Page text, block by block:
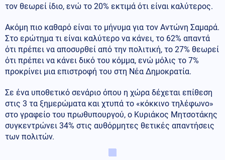
τον θεωρεί ίδιο, ενώ το 20% εκτιμά ότι είναι καλύτερος.
Ακόμη πιο καθαρό είναι το μήνυμα για τον Αντώνη Σαμαρά.
Στο ερώτημα τι είναι καλύτερο να κάνει, το 62% απαντά
ότι πρέπει να αποσυρθεί από την πολιτική, το 27% θεωρεί
ότι πρέπει να κάνει δικό του κόμμα, ενώ μόλις το 7%
προκρίνει μια επιστροφή του στη Νέα Δημοκρατία.
Σε ένα υποθετικό σενάριο όπου η χώρα δέχεται επίθεση
στις 3 τα ξημερώματα και χτυπά το «κόκκινο τηλέφωνο»
στο γραφείο του πρωθυπουργού, ο Κυριάκος Μητσοτάκης
συγκεντρώνει 34% στις αυθόρμητες θετικές απαντήσεις
των πολιτών.